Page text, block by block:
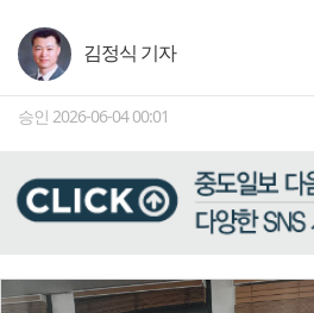
김정식 기자
승인 2026-06-04 00:01